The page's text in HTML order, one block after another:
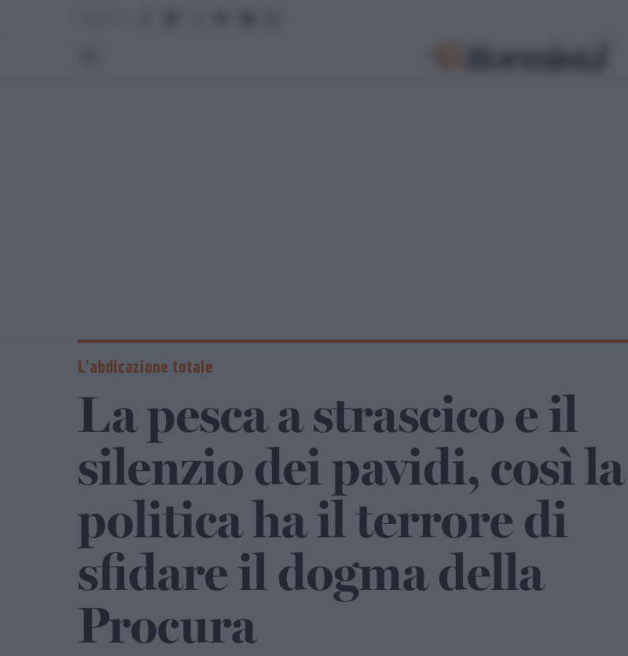
L'abdicazione totale
La pesca a strascico e il
silenzio dei pavidi, così la
politica ha il terrore di
sfidare il dogma della
Procura